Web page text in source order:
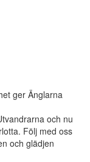
ger Änglarna
och nu
Följ med oss
och glädjen